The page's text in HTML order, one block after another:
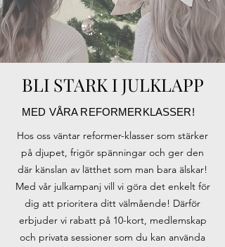
BLI STARK I JULKLAPP
MED VÅRA REFORMERKLASSER!
Hos oss väntar reformer-klasser som stärker
på djupet, frigör spänningar och ger den
där känslan av lätthet som man bara älskar!
Med vår julkampanj vill vi göra det enkelt för
dig att prioritera ditt välmående! Därför
erbjuder vi rabatt på 10-kort, medlemskap
och privata sessioner som du kan använda